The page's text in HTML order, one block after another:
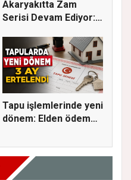
Akaryakıtta Zam
Serisi Devam Ediyor:
Tapu işlemlerinde yeni
dönem: Elden ödeme